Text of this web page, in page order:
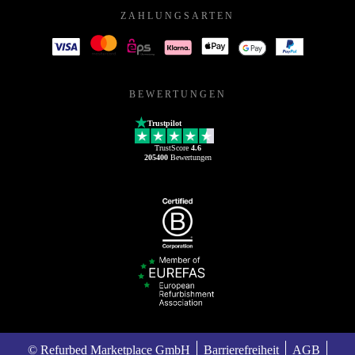
ZAHLUNGSARTEN
BEWERTUNGEN
Trustpilot
TrustScore 4.6
205400Bewertungen
© Refurbed Marketplace GmbH Barrierefreiheit AGB